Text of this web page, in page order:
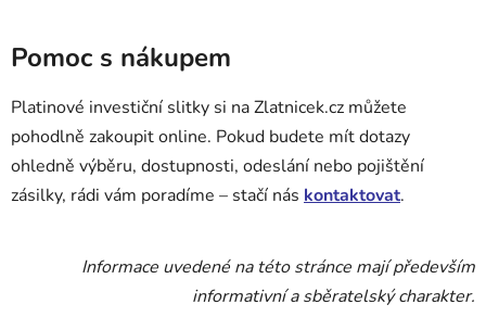
Pomoc s nákupem
Platinové investiční slitky si na Zlatnicek.cz můžete
pohodlně zakoupit online. Pokud budete mít dotazy
ohledně výběru, dostupnosti, odeslání nebo pojištění
zásilky, rádi vám poradíme – stačí nás kontaktovat.
Informace uvedené na této stránce mají především
informativní a sběratelský charakter.